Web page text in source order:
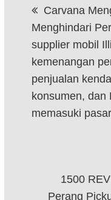
Carvana
Menghindari
supplier mobil
kemenangan
penjualan
konsumen, dan
memasuki
1500
Perang